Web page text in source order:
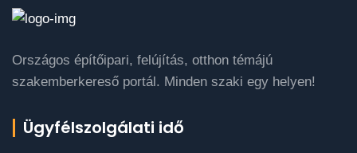
Országos építőipari, felújítás, otthon témájú
szakemberkereső portál. Minden szaki egy helyen!
Ügyfélszolgálati idő